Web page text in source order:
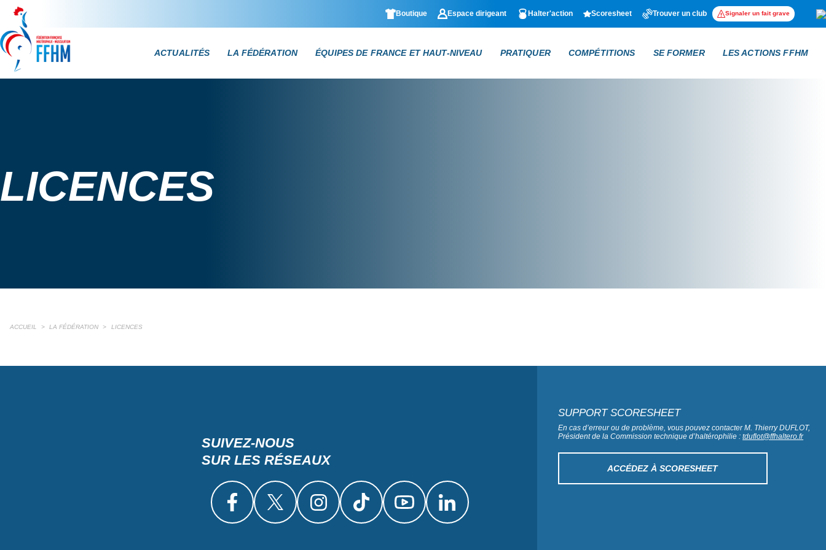
Boutique Espace dirigeant Halter'action Scoresheet Trouver un club Signaler un fait grave
ACTUALITÉS LA FÉDÉRATION ÉQUIPES DE FRANCE ET HAUT-NIVEAU PRATIQUER COMPÉTITIONS SE FORMER LES ACTIONS FFHM
LICENCES
ACCUEIL > LA FÉDÉRATION > LICENCES
SUIVEZ-NOUS
SUR LES RÉSEAUX
SUPPORT SCORESHEET
En cas d’erreur ou de problème, vous pouvez contacter M. Thierry DUFLOT,
Président de la Commission technique d’haltérophilie :tduflot@ffhaltero.fr
ACCÉDEZ À SCORESHEET